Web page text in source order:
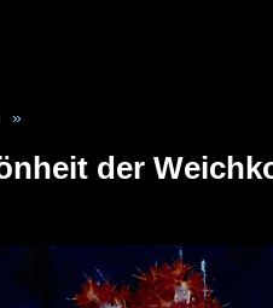
»
der